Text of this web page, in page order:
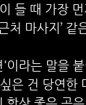
들 때 가장
처 마사지’ 같
라는 말을
은 건 당연한